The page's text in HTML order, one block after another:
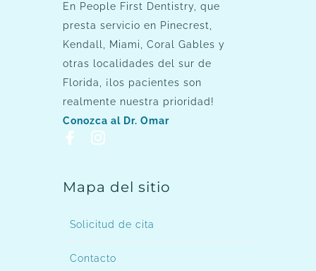
En People First Dentistry, que
presta servicio en Pinecrest,
Kendall, Miami, Coral Gables y
otras localidades del sur de
Florida, ¡los pacientes son
realmente nuestra prioridad!
Conozca al Dr. Omar
Mapa del sitio
Solicitud de cita
Contacto